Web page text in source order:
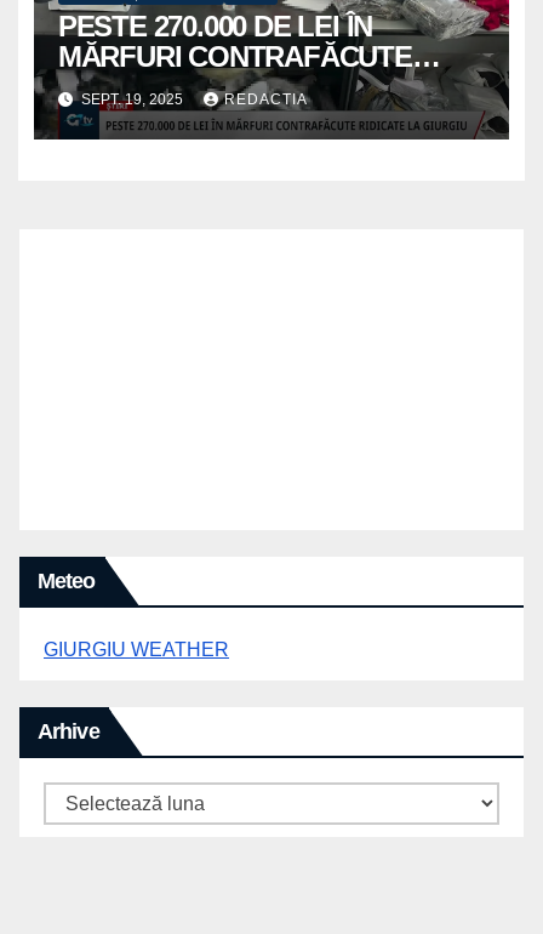
PESTE 270.000 DE LEI ÎN
MĂRFURI CONTRAFĂCUTE
RIDICATE LA GIURGIU
SEPT. 19, 2025 REDACTIA
Meteo
GIURGIU WEATHER
Arhive
Arhive